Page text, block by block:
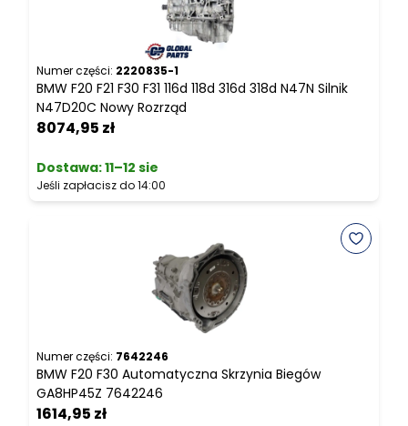
Numer części: 2220835-1
BMW F20 F21 F30 F31 116d 118d 316d 318d N47N Silnik
N47D20C Nowy Rozrząd
8074,95 zł
Dostawa:11–12 sie
Jeśli zapłacisz do 14:00
Numer części: 7642246
BMW F20 F30 Automatyczna Skrzynia Biegów
GA8HP45Z 7642246
1614,95 zł